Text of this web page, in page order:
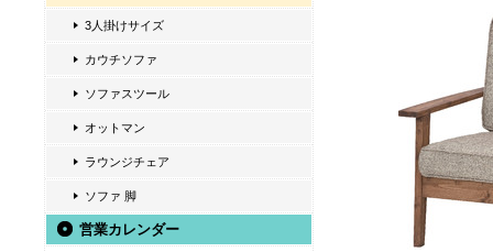
3人掛けサイズ
カウチソファ
ソファスツール
オットマン
ラウンジチェア
ソファ 脚
営業カレンダー